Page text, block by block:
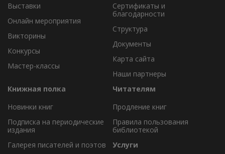
Выставки
Онлайн мероприятия
Викторины
Конкурсы
Мастер-классы
Сертификаты и
благодарности
Структура
Документы
Карта сайта
Наши партнеры
Книжная полка
Новинки книг
Подписка на периодические
издания
Галерея писателей и поэтов
Читателям
Продление книг
Правила пользования
библиотекой
Услуги